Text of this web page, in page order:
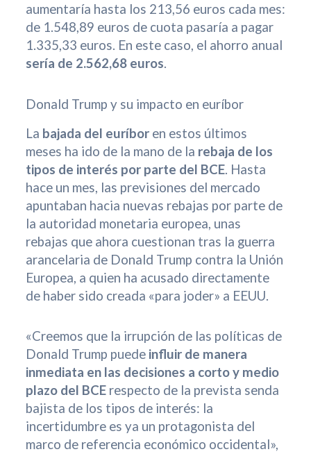
aumentaría hasta los 213,56 euros cada mes:
de 1.548,89 euros de cuota pasaría a pagar
1.335,33 euros. En este caso, el ahorro anual
sería de 2.562,68 euros.
Donald Trump y su impacto en euríbor
La bajada del euríbor en estos últimos
meses ha ido de la mano de la rebaja de los
tipos de interés por parte del BCE. Hasta
hace un mes, las previsiones del mercado
apuntaban hacia nuevas rebajas por parte de
la autoridad monetaria europea, unas
rebajas que ahora cuestionan tras la guerra
arancelaria de Donald Trump contra la Unión
Europea, a quien ha acusado directamente
de haber sido creada «para joder» a EEUU.
«Creemos que la irrupción de las políticas de
Donald Trump puede influir de manera
inmediata en las decisiones a corto y medio
plazo del BCE respecto de la prevista senda
bajista de los tipos de interés: la
incertidumbre es ya un protagonista del
marco de referencia económico occidental»,